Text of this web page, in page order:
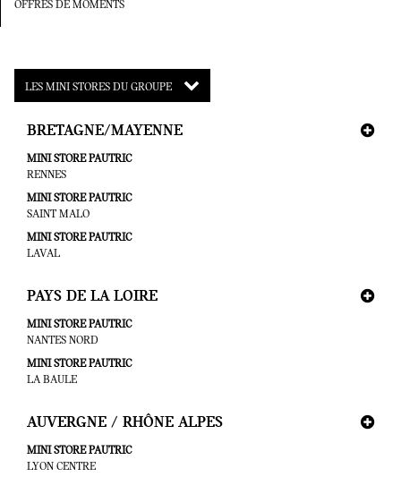
OFFRES DE MOMENTS
LES MINI STORES DU GROUPE
BRETAGNE/MAYENNE
MINI STORE PAUTRIC
RENNES
MINI STORE PAUTRIC
SAINT MALO
MINI STORE PAUTRIC
LAVAL
PAYS DE LA LOIRE
MINI STORE PAUTRIC
NANTES NORD
MINI STORE PAUTRIC
LA BAULE
AUVERGNE / RHÔNE ALPES
MINI STORE PAUTRIC
LYON CENTRE